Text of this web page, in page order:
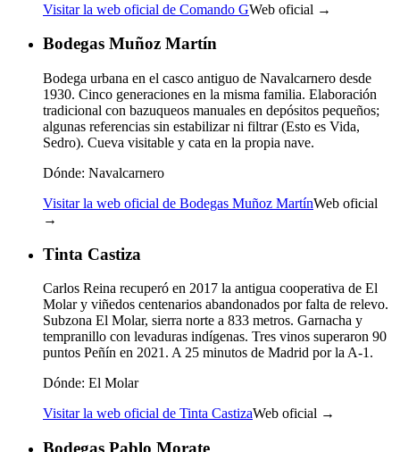
Visitar la web oficial de Comando GWeb oficial →
Bodegas Muñoz Martín
Bodega urbana en el casco antiguo de Navalcarnero desde
1930. Cinco generaciones en la misma familia. Elaboración
tradicional con bazuqueos manuales en depósitos pequeños;
algunas referencias sin estabilizar ni filtrar (Esto es Vida,
Sedro). Cueva visitable y cata en la propia nave.
Dónde: Navalcarnero
Visitar la web oficial de Bodegas Muñoz MartínWeb oficial
→
Tinta Castiza
Carlos Reina recuperó en 2017 la antigua cooperativa de El
Molar y viñedos centenarios abandonados por falta de relevo.
Subzona El Molar, sierra norte a 833 metros. Garnacha y
tempranillo con levaduras indígenas. Tres vinos superaron 90
puntos Peñín en 2021. A 25 minutos de Madrid por la A-1.
Dónde: El Molar
Visitar la web oficial de Tinta CastizaWeb oficial →
Bodegas Pablo Morate